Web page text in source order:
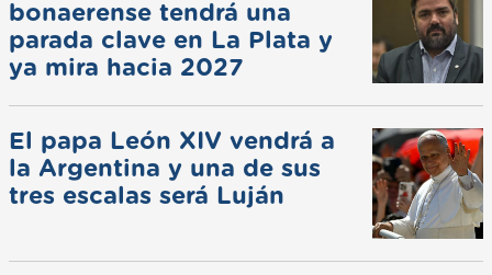
bonaerense tendrá una
parada clave en La Plata y
ya mira hacia 2027
El papa León XIV vendrá a
la Argentina y una de sus
tres escalas será Luján